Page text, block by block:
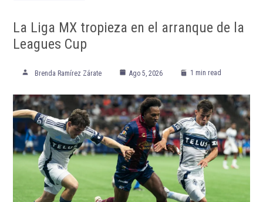
La Liga MX tropieza en el arranque de la
Leagues Cup
Brenda Ramírez Zárate Ago 5, 2026 1 min read